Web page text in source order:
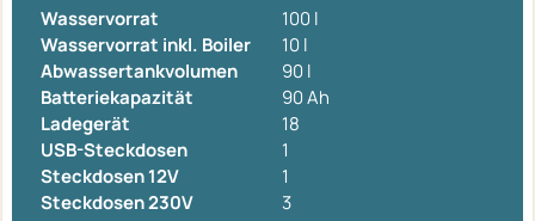
Wasservorrat
100 l
Wasservorrat inkl. Boiler
10 l
Abwassertankvolumen
90 l
Batteriekapazität
90 Ah
Ladegerät
18
USB-Steckdosen
1
Steckdosen 12V
1
Steckdosen 230V
3